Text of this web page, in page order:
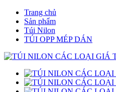
Trang chủ
Sản phẩm
Túi Nilon
TÚI OPP MÉP DÁN